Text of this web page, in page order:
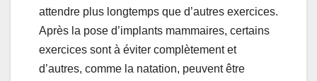
attendre plus longtemps que d’autres exercices.
Après la pose d’implants mammaires, certains
exercices sont à éviter complètement et
d’autres, comme la natation, peuvent être